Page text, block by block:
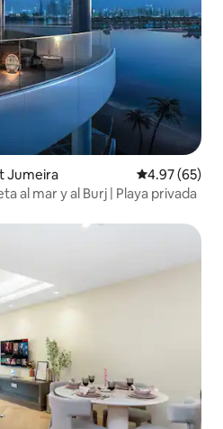
Jumeira Calificación
4.97 (65)
al mar y al Burj | Playa privada